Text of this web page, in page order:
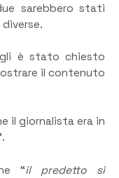
sarebbero stati
è stato chiesto
il contenuto
il giornalista era in
“il predetto sì